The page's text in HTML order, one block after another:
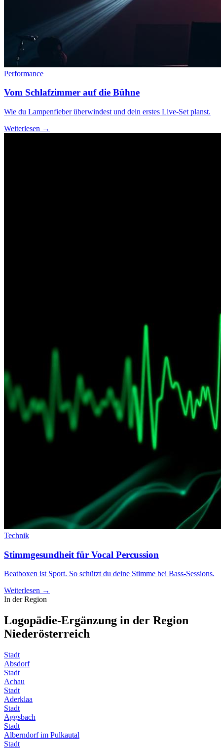
Performance
Vom Schlafzimmer auf die Bühne
Wie du Lampenfieber überwindest und dein erstes Live-Set planst.
Weiterlesen →
Technik
Stimmgesundheit für Vocal Percussion
Beatboxen ist Sport. So schützt du deine Stimme bei Bass-Sessions.
Weiterlesen →
In der Region
Logopädie-Ergänzung in der Region
Niederösterreich
Stadt
Absdorf
Stadt
Achau
Stadt
Aderklaa
Stadt
Aggsbach
Stadt
Alberndorf im Pulkautal
Stadt